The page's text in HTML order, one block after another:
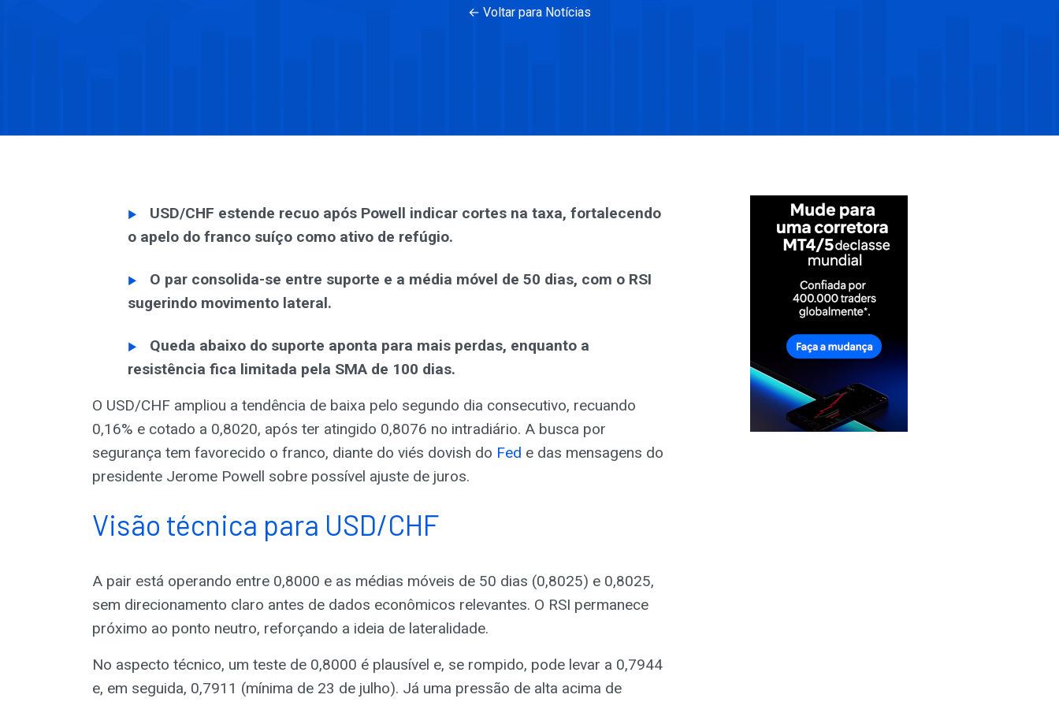
← Voltar para Notícias
USD/CHF estende recuo após Powell indicar cortes na taxa, fortalecendo
o apelo do franco suíço como ativo de refúgio.
O par consolida-se entre suporte e a média móvel de 50 dias, com o RSI
sugerindo movimento lateral.
Queda abaixo do suporte aponta para mais perdas, enquanto a
resistência fica limitada pela SMA de 100 dias.
O USD/CHF ampliou a tendência de baixa pelo segundo dia consecutivo, recuando
0,16% e cotado a 0,8020, após ter atingido 0,8076 no intradiário. A busca por
segurança tem favorecido o franco, diante do viés dovish do Fed e das mensagens do
presidente Jerome Powell sobre possível ajuste de juros.
Visão técnica para USD/CHF
A pair está operando entre 0,8000 e as médias móveis de 50 dias (0,8025) e 0,8025,
sem direcionamento claro antes de dados econômicos relevantes. O RSI permanece
próximo ao ponto neutro, reforçando a ideia de lateralidade.
No aspecto técnico, um teste de 0,8000 é plausível e, se rompido, pode levar a 0,7944
e, em seguida, 0,7911 (mínima de 23 de julho). Já uma pressão de alta acima de